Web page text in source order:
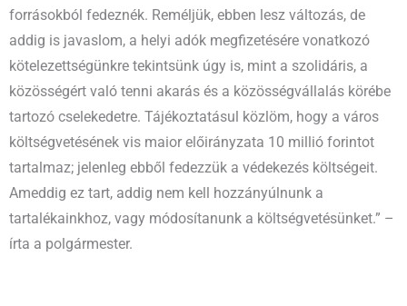
forrásokból fedeznék. Reméljük, ebben lesz változás, de
addig is javaslom, a helyi adók megfizetésére vonatkozó
kötelezettségünkre tekintsünk úgy is, mint a szolidáris, a
közösségért való tenni akarás és a közösségvállalás körébe
tartozó cselekedetre. Tájékoztatásul közlöm, hogy a város
költségvetésének vis maior előirányzata 10 millió forintot
tartalmaz; jelenleg ebből fedezzük a védekezés költségeit.
Ameddig ez tart, addig nem kell hozzányúlnunk a
tartalékainkhoz, vagy módosítanunk a költségvetésünket.” –
írta a polgármester.